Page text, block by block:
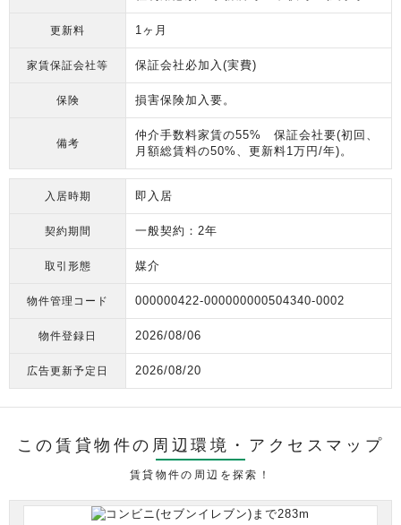
更新料 1ヶ月
家賃保証会社等 保証会社必加入(実費)
保険 損害保険加入要。
備考
仲介手数料家賃の55% 保証会社要(初回、
月額総賃料の50%、更新料1万円/年)。
入居時期 即入居
契約期間 一般契約：2年
取引形態 媒介
物件管理コード 000000422-000000000504340-0002
物件登録日 2026/08/06
広告更新予定日 2026/08/20
この賃貸物件の周辺環境・ アクセスマップ
賃貸物件の周辺を探索！